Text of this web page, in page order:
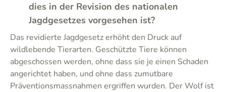
dies in der Revision des nationalen
Jagdgesetzes vorgesehen ist?
Das revidierte Jagdgesetz erhöht den Druck auf
wildlebende Tierarten. Geschützte Tiere können
abgeschossen werden, ohne dass sie je einen Schaden
angerichtet haben, und ohne dass zumutbare
Präventionsmassnahmen ergriffen wurden. Der Wolf ist